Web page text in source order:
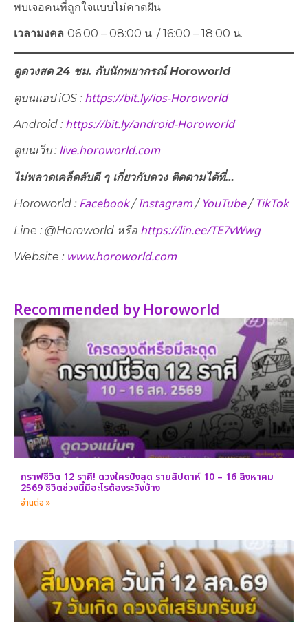
พบเจอคนที่ถูกใจแบบไม่คาดฝัน
เวลามงคล 06:00 – 08:00 น. / 16:00 – 18:00 น.
ดูดวงสด 24 ชม. กับนักพยากรณ์ Horoworld
ดูบนแอปiOS : https://bit.ly/ios-Horoworld
Android : https://bit.ly/android-Horoworld
ดูบนเว็บ : live.horoworld.com
ไม่พลาดเคล็ดลับดี ๆ เกี่ยวกับดวง ติดตามได้ที่…
Horoworld : Facebook/Instagram/ YouTube/ TikTok
Line : @Horoworld หรือ https://lin.ee/TE7vWwg
Website : www.horoworld.com
Recommended by Horoworld
กราฟชีวิต 12 ราศี! ดวงใครปังสุด รายสัปดาห์ 10 – 16 สิงหาคม
2569 ชีวิตช่วงนี้มีอะไรต้องระวังบ้าง
อ่านต่อ »